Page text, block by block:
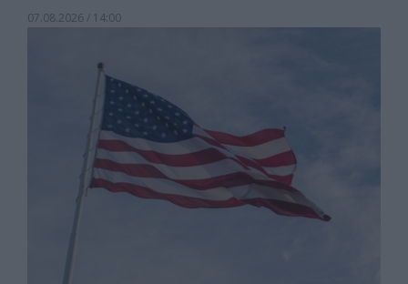
07.08.2026 / 14:00